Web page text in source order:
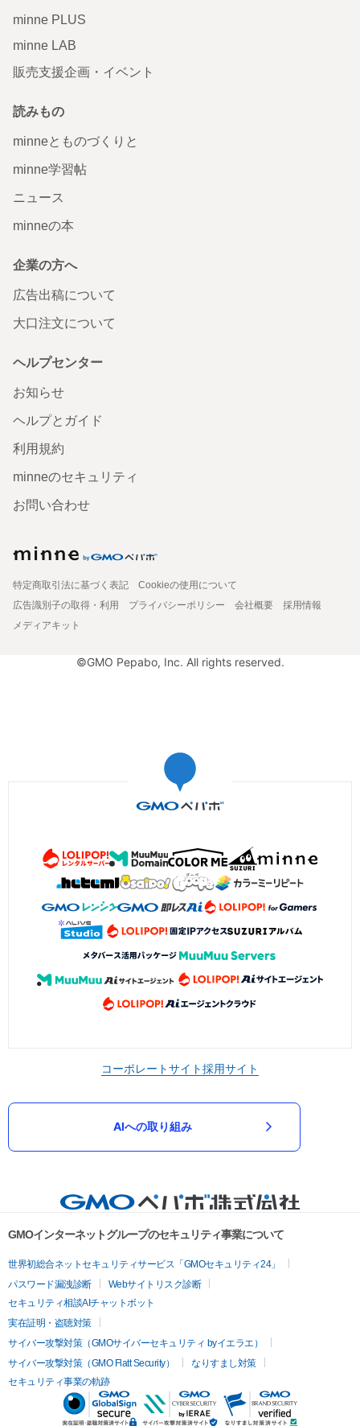
minne PLUS
minne LAB
販売支援企画・イベント
読みもの
minneとものづくりと
minne学習帖
ニュース
minneの本
企業の方へ
広告出稿について
大口注文について
ヘルプセンター
お知らせ
ヘルプとガイド
利用規約
minneのセキュリティ
お問い合わせ
特定商取引法に基づく表記
Cookieの使用について
広告識別子の取得・利用
プライバシーポリシー 会社概要
採用情報
メディアキット
©GMO Pepabo, Inc. All rights reserved.
コーポレートサイト採用サイト
AIへの取り組み
GMOインターネットグループのセキュリティ事業について
世界初総合ネットセキュリティサービス「GMOセキュリティ24」
パスワード漏洩診断
Webサイトリスク診断
セキュリティ相談AIチャットボット
実在証明・盗聴対策
サイバー攻撃対策（GMOサイバーセキュリティ byイエラエ）
サイバー攻撃対策（GMO Flatt Security）
なりすまし対策
セキュリティ事業の軌跡